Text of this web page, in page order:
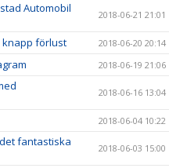
Automobil
2018-06-21 21:01
knapp förlust 2018-06-20 20:14
2018-06-19 21:06
2018-06-16 13:04
2018-06-04 10:22
fantastiska
2018-06-03 15:00